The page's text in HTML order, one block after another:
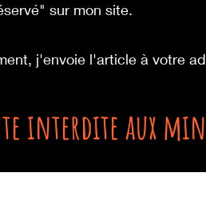
sur mon site.
j'envoie l'article à votre
interdite aux